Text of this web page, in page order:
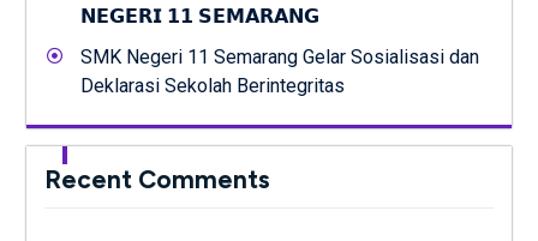
𝗡𝗘𝗚𝗘𝗥𝗜 𝟭𝟭 𝗦𝗘𝗠𝗔𝗥𝗔𝗡𝗚
SMK Negeri 11 Semarang Gelar Sosialisasi dan
Deklarasi Sekolah Berintegritas
Recent Comments